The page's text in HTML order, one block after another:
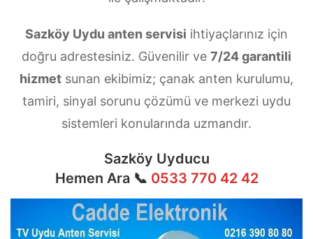
Sazköy Uydu anten servisi ihtiyaçlarınız için
doğru adrestesiniz. Güvenilir ve 7/24 garantili
hizmet sunan ekibimiz; çanak anten kurulumu,
tamiri, sinyal sorunu çözümü ve merkezi uydu
sistemleri konularında uzmandır.
Sazköy Uyducu
Hemen Ara 📞 0533 770 42 42